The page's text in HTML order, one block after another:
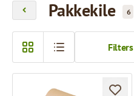
Pakkekile 6
Filters